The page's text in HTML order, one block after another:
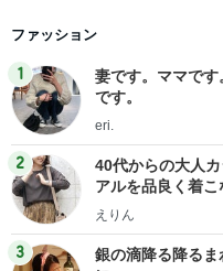
ファッション
1
妻です。ママです
です。
eri.
2
40代からの大人
アルを品良く着こ
ファッションブロ
えりん
3
銀の滴降る降るま